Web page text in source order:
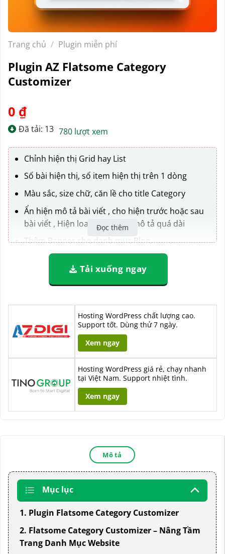
Trang chủ / Plugin miễn phí
Plugin AZ Flatsome Category
Customizer
0 ₫
Đã tải: 13 780 lượt xem
Chỉnh hiện thị Grid hay List
Số bài hiện thị, số item hiện thị trên 1 dòng
Màu sắc, size chữ, căn lề cho title Category
Ẩn hiện mô tả bài viết , cho hiện trước hoặc sau
bài viết , Hiện loadmore nếu mô tả quá dài
Thêm Banner cho danh mục Blog
Hiện thị danh mục con ( tắt mở )
Hiện các thông tin phụ của Bài viết ( có thể tắt
+ Ngày đăng bài
+ Lượt xem bài viết
+ Nút xem chi tiết
Đọc thêm
Tải xuống ngay
Hosting WordPress chất lượng cao.
Support tốt. Dùng thử 7 ngày.
Xem ngay
Hosting WordPress giá rẻ, chạy nhanh
tại Việt Nam. Support nhiệt tình.
Xem ngay
Mô tả
Mục lục
1. Plugin Flatsome Category Customizer
2. Flatsome Category Customizer – Nâng Tầm
Trang Danh Mục Website